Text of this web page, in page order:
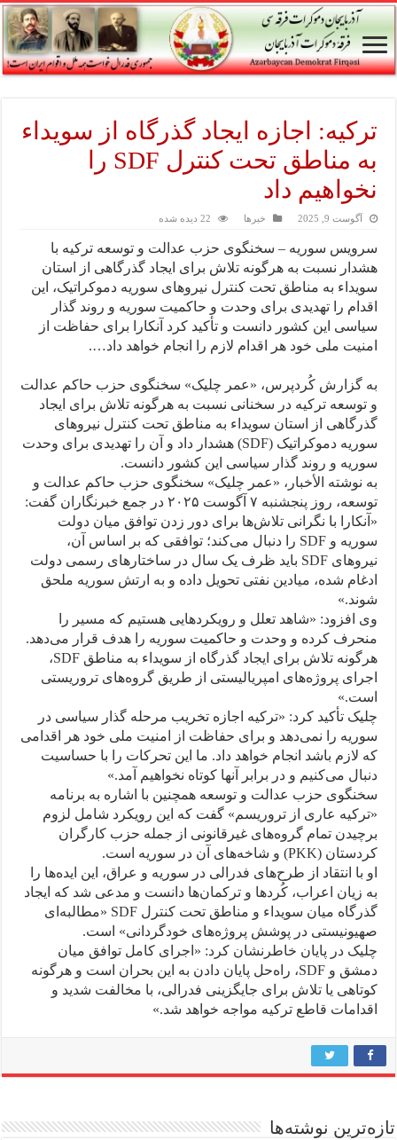
ترکیه: اجازه ایجاد گذرگاه از سویداء
به مناطق تحت کنترل SDF را
نخواهیم داد
آگوست 9, 2025 خبرها 22 دیده شده
سرویس سوریه – سخنگوی حزب عدالت و توسعه ترکیه با
هشدار نسبت به هرگونه تلاش برای ایجاد گذرگاهی از استان
سویداء به مناطق تحت کنترل نیروهای سوریه دموکراتیک، این
اقدام را تهدیدی برای وحدت و حاکمیت سوریه و روند گذار
سیاسی این کشور دانست و تأکید کرد آنکارا برای حفاظت از
امنیت ملی خود هر اقدام لازم را انجام خواهد داد….
به گزارش کُردپرس، «عمر چلیک» سخنگوی حزب حاکم عدالت
و توسعه ترکیه در سخنانی نسبت به هرگونه تلاش برای ایجاد
گذرگاهی از استان سویداء به مناطق تحت کنترل نیروهای
سوریه دموکراتیک (SDF) هشدار داد و آن را تهدیدی برای وحدت
سوریه و روند گذار سیاسی این کشور دانست.
به نوشته الأخبار، «عمر چلیک» سخنگوی حزب حاکم عدالت و
توسعه، روز پنجشنبه ۷ آگوست ۲۰۲۵ در جمع خبرنگاران گفت:
«آنکارا با نگرانی تلاش‌ها برای دور زدن توافق میان دولت
سوریه و SDF را دنبال می‌کند؛ توافقی که بر اساس آن،
نیروهای SDF باید ظرف یک سال در ساختارهای رسمی دولت
ادغام شده، میادین نفتی تحویل داده و به ارتش سوریه ملحق
شوند.»
وی افزود: «شاهد تعلل و رویکردهایی هستیم که مسیر را
منحرف کرده و وحدت و حاکمیت سوریه را هدف قرار می‌دهد.
هرگونه تلاش برای ایجاد گذرگاه از سویداء به مناطق SDF،
اجرای پروژه‌های امپریالیستی از طریق گروه‌های تروریستی
است.»
چلیک تأکید کرد: «ترکیه اجازه تخریب مرحله گذار سیاسی در
سوریه را نمی‌دهد و برای حفاظت از امنیت ملی خود هر اقدامی
که لازم باشد انجام خواهد داد. ما این تحرکات را با حساسیت
دنبال می‌کنیم و در برابر آنها کوتاه نخواهیم آمد.»
سخنگوی حزب عدالت و توسعه همچنین با اشاره به برنامه
«ترکیه عاری از تروریسم» گفت که این رویکرد شامل لزوم
برچیدن تمام گروه‌های غیرقانونی از جمله حزب کارگران
کردستان (PKK) و شاخه‌های آن در سوریه است.
او با انتقاد از طرح‌های فدرالی در سوریه و عراق، این ایده‌ها را
به زیان اعراب، کُردها و ترکمان‌ها دانست و مدعی شد که ایجاد
گذرگاه میان سویداء و مناطق تحت کنترل SDF «مطالبه‌ای
صهیونیستی در پوشش پروژه‌های خودگردانی» است.
چلیک در پایان خاطرنشان کرد: «اجرای کامل توافق میان
دمشق و SDF، راه‌حل پایان دادن به این بحران است و هرگونه
کوتاهی یا تلاش برای جایگزینی فدرالی، با مخالفت شدید و
اقدامات قاطع ترکیه مواجه خواهد شد.»
تازه‌ترین نوشته‌ها